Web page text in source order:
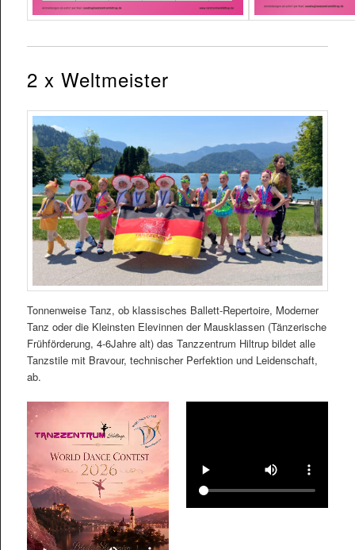
2 x Weltmeister
Tonnenweise Tanz, ob klassisches Ballett-Repertoire, Moderner
Tanz oder die Kleinsten Elevinnen der Mausklassen (Tänzerische
Frühförderung, 4-6Jahre alt) das Tanzzentrum Hiltrup bildet alle
Tanzstile mit Bravour, technischer Perfektion und Leidenschaft,
ab.